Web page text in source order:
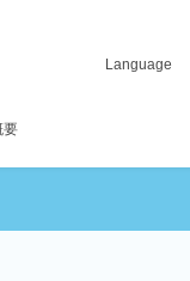
Language
要